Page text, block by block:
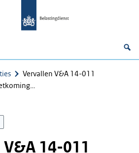
Vervallen V&A 14-011
14-011